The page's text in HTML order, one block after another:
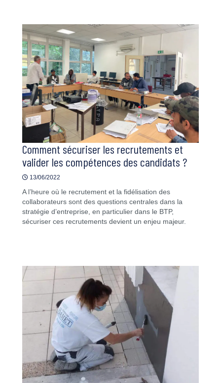
Comment sécuriser les recrutements et
valider les compétences des candidats ?
13/06/2022
A l’heure où le recrutement et la fidélisation des
collaborateurs sont des questions centrales dans la
stratégie d’entreprise, en particulier dans le BTP,
sécuriser ces recrutements devient un enjeu majeur.